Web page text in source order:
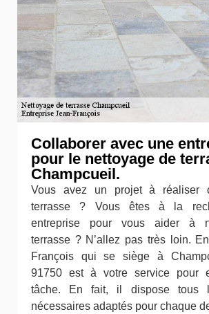
Collaborer avec une
pour le nettoyage de
Champcueil.
Vous avez un projet à réaliser
terrasse ? Vous êtes à la
entreprise pour vous aider à
terrasse ? N’allez pas très loin.
François qui se siège à
91750 est à votre service pour
tâche. En fait, il dispose tous
nécessaires adaptés pour chaque